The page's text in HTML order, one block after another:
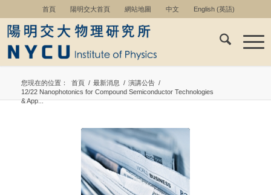
首頁 陽明交大首頁 網站地圖 中文 English(英語)
您現在的位置： 首頁 / 最新消息 / 演講公告 /
12/22 Nanophotonics for Compound Semiconductor Technologies
& App...